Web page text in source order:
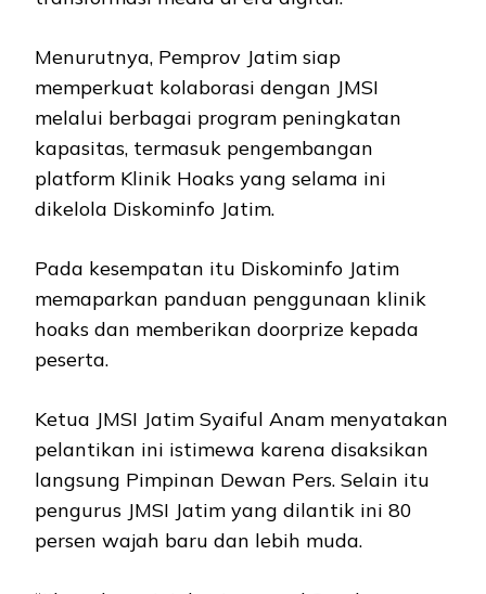
Menurutnya, Pemprov Jatim siap
memperkuat kolaborasi dengan JMSI
melalui berbagai program peningkatan
kapasitas, termasuk pengembangan
platform Klinik Hoaks yang selama ini
dikelola Diskominfo Jatim.
Pada kesempatan itu Diskominfo Jatim
memaparkan panduan penggunaan klinik
hoaks dan memberikan doorprize kepada
peserta.
Ketua JMSI Jatim Syaiful Anam menyatakan
pelantikan ini istimewa karena disaksikan
langsung Pimpinan Dewan Pers. Selain itu
pengurus JMSI Jatim yang dilantik ini 80
persen wajah baru dan lebih muda.